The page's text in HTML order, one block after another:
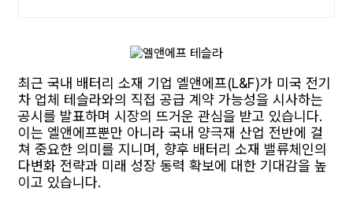
최근 국내 배터리 소재 기업 엘앤에프(L&F)가 미국 전기
차 업체 테슬라와의 직접 공급 계약 가능성을 시사하는
공시를 발표하며 시장의 뜨거운 관심을 받고 있습니다.
이는 엘앤에프뿐만 아니라 국내 양극재 산업 전반에 걸
쳐 중요한 의미를 지니며, 향후 배터리 소재 밸류체인의
다변화 전략과 미래 성장 동력 확보에 대한 기대감을 높
이고 있습니다.